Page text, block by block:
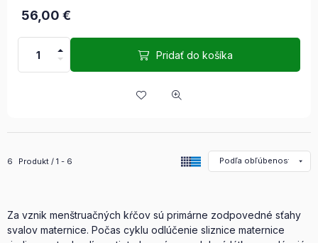
56,00 €
Pridať do košíka
Všetky produkty v kategórii
6 Produkt 1 6
Za vznik menštruačných kŕčov sú primárne zodpovedné sťahy
svalov maternice. Počas cyklu odlúčenie sliznice maternice